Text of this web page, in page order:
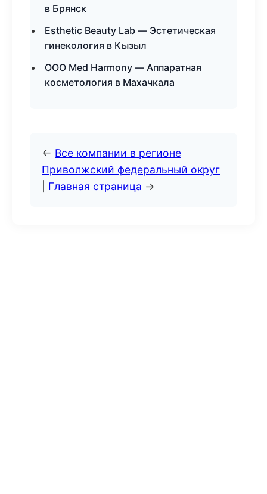
в Брянск
Esthetic Beauty Lab — Эстетическая
гинекология в Кызыл
ООО Med Harmony — Аппаратная
косметология в Махачкала
← Все компании в регионе
Приволжский федеральный округ
Главная страница →